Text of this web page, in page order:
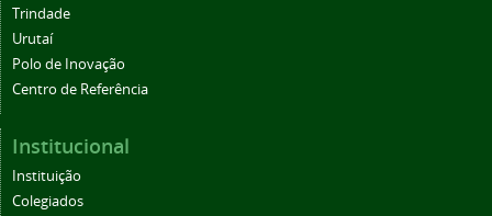
Trindade
Urutaí
Polo de Inovação
Centro de Referência
Institucional
Instituição
Colegiados